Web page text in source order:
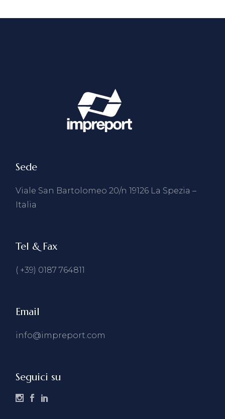
Sede
Viale San Bartolomeo 20/n 19126 La Spezia –
Italia
Tel & Fax
( +39) 0187 764811
Email
info@impreport.com
Seguici su